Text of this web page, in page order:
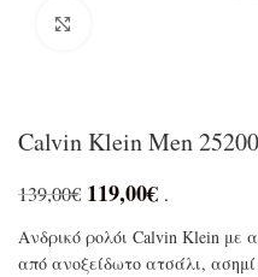
Calvin Klein Men
139,00€ 119,00€ .
Ανδρικό ρολόι Calvin Klein με
από ανοξείδωτο ατσάλι,